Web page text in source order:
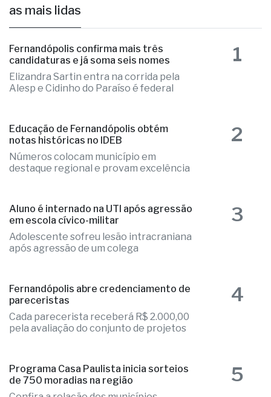
as mais lidas
Fernandópolis confirma mais três
candidaturas e já soma seis nomes
Elizandra Sartin entra na corrida pela
Alesp e Cidinho do Paraíso é federal
1
Educação de Fernandópolis obtém
notas históricas no IDEB
Números colocam município em
destaque regional e provam excelência
2
Aluno é internado na UTI após agressão
em escola cívico-militar
Adolescente sofreu lesão intracraniana
após agressão de um colega
3
Fernandópolis abre credenciamento de
pareceristas
Cada parecerista receberá R$ 2.000,00
pela avaliação do conjunto de projetos
4
Programa Casa Paulista inicia sorteios
de 750 moradias na região
5